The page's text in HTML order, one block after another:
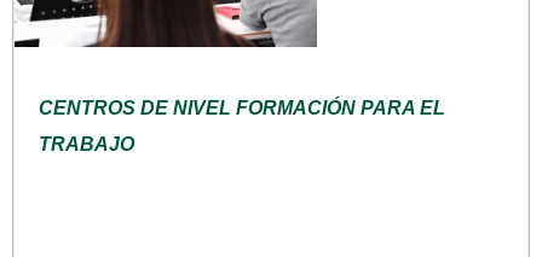
CENTROS DE NIVEL FORMACIÓN PARA EL
TRABAJO